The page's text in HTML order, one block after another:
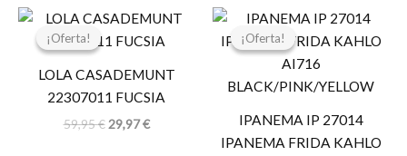
¡Oferta!
¡Oferta!
LOLA CASADEMUNT
22307011 FUCSIA
59,95€
El
original
59,95 €.
29,97€
El
actual
29,97 €.
¡Oferta!
¡Oferta!
IPANEMA IP 27014
IPANEMA FRIDA KAHLO
El
original
era:
24,99 €.
El
actual
19,99 €.